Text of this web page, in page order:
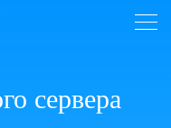
сервера